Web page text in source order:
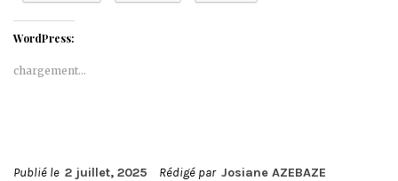
WordPress:
chargement…
Publié le 2 juillet, 2025 Rédigé par Josiane AZEBAZE